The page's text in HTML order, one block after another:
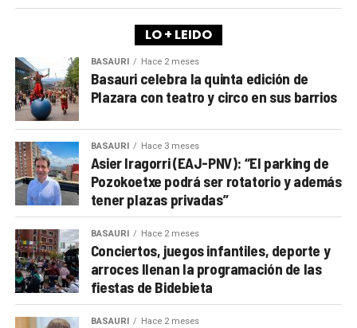
LO + LEIDO
BASAURI Hace 2 meses
Basauri celebra la quinta edición de
Plazara con teatro y circo en sus barrios
BASAURI Hace 3 meses
Asier Iragorri (EAJ-PNV): “El parking de
Pozokoetxe podrá ser rotatorio y además
tener plazas privadas”
BASAURI Hace 2 meses
Conciertos, juegos infantiles, deporte y
arroces llenan la programación de las
fiestas de Bidebieta
BASAURI Hace 2 meses